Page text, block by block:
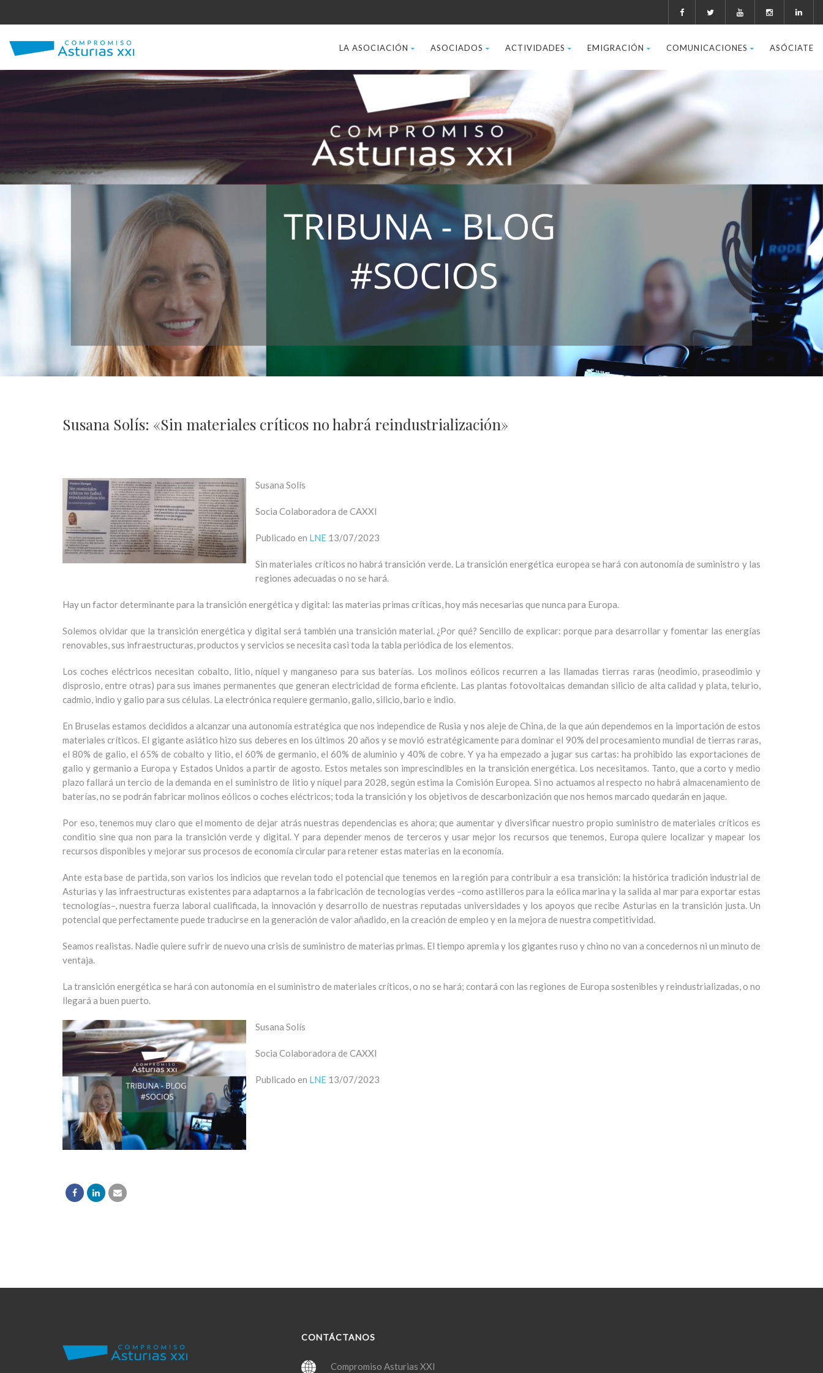
LA ASOCIACIÓN ASOCIADOS ACTIVIDADES EMIGRACIÓN COMUNICACIONES ASÓCIATE
Susana Solís: «Sin materiales críticos no habrá reindustrialización»
Susana Solís
Socia Colaboradora de CAXXI
Publicado en LNE 13/07/2023
Sin materiales críticos no habrá transición verde. La transición energética europea se hará con autonomía de suministro y las
regiones adecuadas o no se hará.
Hay un factor determinante para la transición energética y digital: las materias primas críticas, hoy más necesarias que nunca para Europa.
Solemos olvidar que la transición energética y digital será también una transición material. ¿Por qué? Sencillo de explicar: porque para desarrollar y fomentar las energías
renovables, sus infraestructuras, productos y servicios se necesita casi toda la tabla periódica de los elementos.
Los coches eléctricos necesitan cobalto, litio, níquel y manganeso para sus baterías. Los molinos eólicos recurren a las llamadas tierras raras (neodimio, praseodimio y
disprosio, entre otras) para sus imanes permanentes que generan electricidad de forma eficiente. Las plantas fotovoltaicas demandan silicio de alta calidad y plata, telurio,
cadmio, indio y galio para sus células. La electrónica requiere germanio, galio, silicio, bario e indio.
En Bruselas estamos decididos a alcanzar una autonomía estratégica que nos independice de Rusia y nos aleje de China, de la que aún dependemos en la importación de estos
materiales críticos. El gigante asiático hizo sus deberes en los últimos 20 años y se movió estratégicamente para dominar el 90% del procesamiento mundial de tierras raras,
el 80% de galio, el 65% de cobalto y litio, el 60% de germanio, el 60% de aluminio y 40% de cobre. Y ya ha empezado a jugar sus cartas: ha prohibido las exportaciones de
galio y germanio a Europa y Estados Unidos a partir de agosto. Estos metales son imprescindibles en la transición energética. Los necesitamos. Tanto, que a corto y medio
plazo fallará un tercio de la demanda en el suministro de litio y níquel para 2028, según estima la Comisión Europea. Si no actuamos al respecto no habrá almacenamiento de
baterías, no se podrán fabricar molinos eólicos o coches eléctricos; toda la transición y los objetivos de descarbonización que nos hemos marcado quedarán en jaque.
Por eso, tenemos muy claro que el momento de dejar atrás nuestras dependencias es ahora; que aumentar y diversificar nuestro propio suministro de materiales críticos es
conditio sine qua non para la transición verde y digital. Y para depender menos de terceros y usar mejor los recursos que tenemos, Europa quiere localizar y mapear los
recursos disponibles y mejorar sus procesos de economía circular para retener estas materias en la economía.
Ante esta base de partida, son varios los indicios que revelan todo el potencial que tenemos en la región para contribuir a esa transición: la histórica tradición industrial de
Asturias y las infraestructuras existentes para adaptarnos a la fabricación de tecnologías verdes –como astilleros para la eólica marina y la salida al mar para exportar estas
tecnologías–, nuestra fuerza laboral cualificada, la innovación y desarrollo de nuestras reputadas universidades y los apoyos que recibe Asturias en la transición justa. Un
potencial que perfectamente puede traducirse en la generación de valor añadido, en la creación de empleo y en la mejora de nuestra competitividad.
Seamos realistas. Nadie quiere sufrir de nuevo una crisis de suministro de materias primas. El tiempo apremia y los gigantes ruso y chino no van a concedernos ni un minuto de
ventaja.
La transición energética se hará con autonomía en el suministro de materiales críticos, o no se hará; contará con las regiones de Europa sostenibles y reindustrializadas, o no
llegará a buen puerto.
Susana Solís
Socia Colaboradora de CAXXI
Publicado en LNE 13/07/2023
CONTÁCTANOS
Compromiso Asturias XXI